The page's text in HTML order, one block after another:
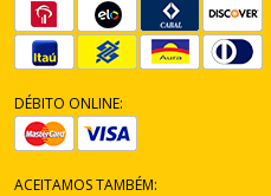
DÉBITO ONLINE:
ACEITAMOS TAMBÉM: